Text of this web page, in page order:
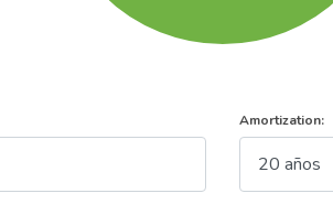
Amortization: